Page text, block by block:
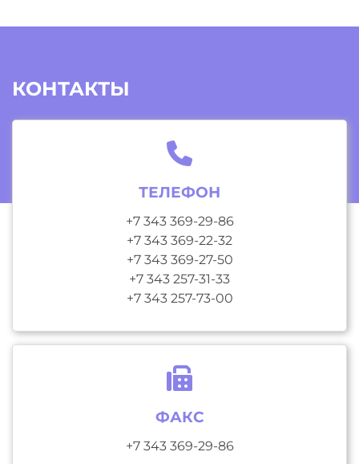
КОНТАКТЫ
ТЕЛЕФОН
+7 343 369-29-86
+7 343 369-22-32
+7 343 369-27-50
+7 343 257-31-33
+7 343 257-73-00
ФАКС
+7 343 369-29-86